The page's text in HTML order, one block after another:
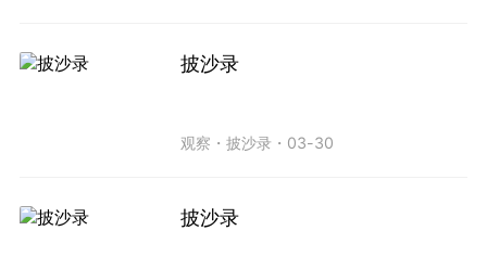
披沙录
观察 ・披沙录 ・ 03-30
披沙录